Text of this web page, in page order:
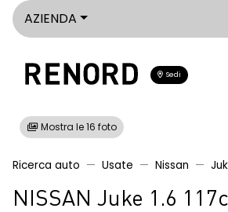
AZIENDA
Sedi
Mostra le 16 foto
Ricerca auto Usate Nissan
NISSAN Juke 1.6